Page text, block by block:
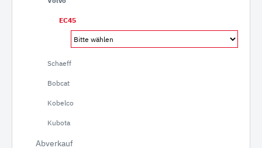
EC45
Schaeff
Bobcat
Kobelco
Kubota
Abverkauf